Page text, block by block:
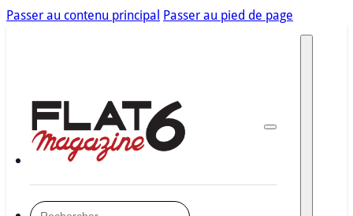
Passer au contenu principal Passer au pied de page